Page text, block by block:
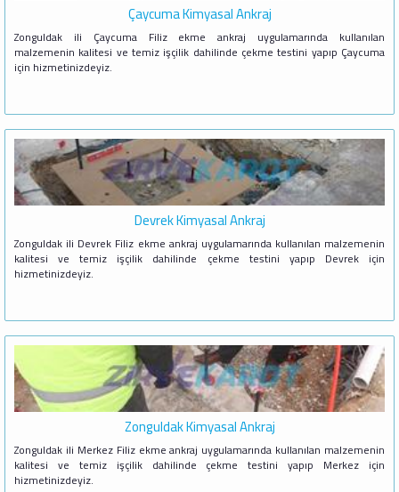
Çaycuma Kimyasal Ankraj
Zonguldak ili Çaycuma Filiz ekme ankraj uygulamarında kullanılan
malzemenin kalitesi ve temiz işçilik dahilinde çekme testini yapıp Çaycuma
için hizmetinizdeyiz.
Devrek Kimyasal Ankraj
Zonguldak ili Devrek Filiz ekme ankraj uygulamarında kullanılan malzemenin
kalitesi ve temiz işçilik dahilinde çekme testini yapıp Devrek için
hizmetinizdeyiz.
Zonguldak Kimyasal Ankraj
Zonguldak ili Merkez Filiz ekme ankraj uygulamarında kullanılan malzemenin
kalitesi ve temiz işçilik dahilinde çekme testini yapıp Merkez için
hizmetinizdeyiz.